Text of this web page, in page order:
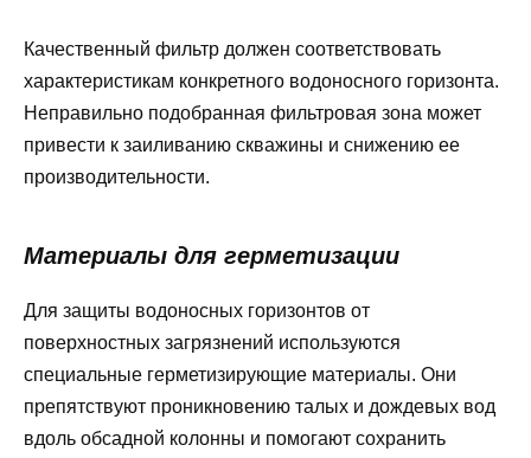
Качественный фильтр должен соответствовать
характеристикам конкретного водоносного горизонта.
Неправильно подобранная фильтровая зона может
привести к заиливанию скважины и снижению ее
производительности.
Материалы для герметизации
Для защиты водоносных горизонтов от
поверхностных загрязнений используются
специальные герметизирующие материалы. Они
препятствуют проникновению талых и дождевых вод
вдоль обсадной колонны и помогают сохранить